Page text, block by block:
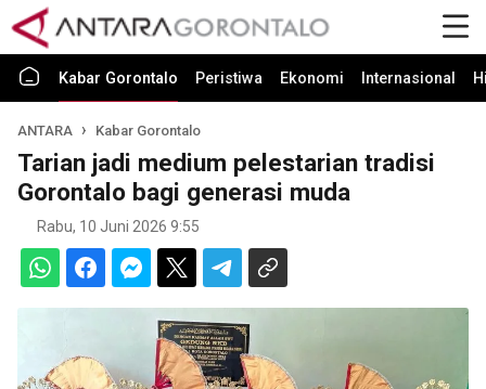
Kabar Gorontalo Peristiwa Ekonomi Internasional
ANTARA Kabar Gorontalo
Tarian jadi medium pelestarian tradisi
Gorontalo bagi generasi muda
Rabu, 10 Juni 2026 9:55